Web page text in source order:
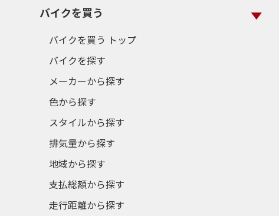
バイクを買う
バイクを買う トップ
バイクを探す
メーカーから探す
色から探す
スタイルから探す
排気量から探す
地域から探す
支払総額から探す
走行距離から探す